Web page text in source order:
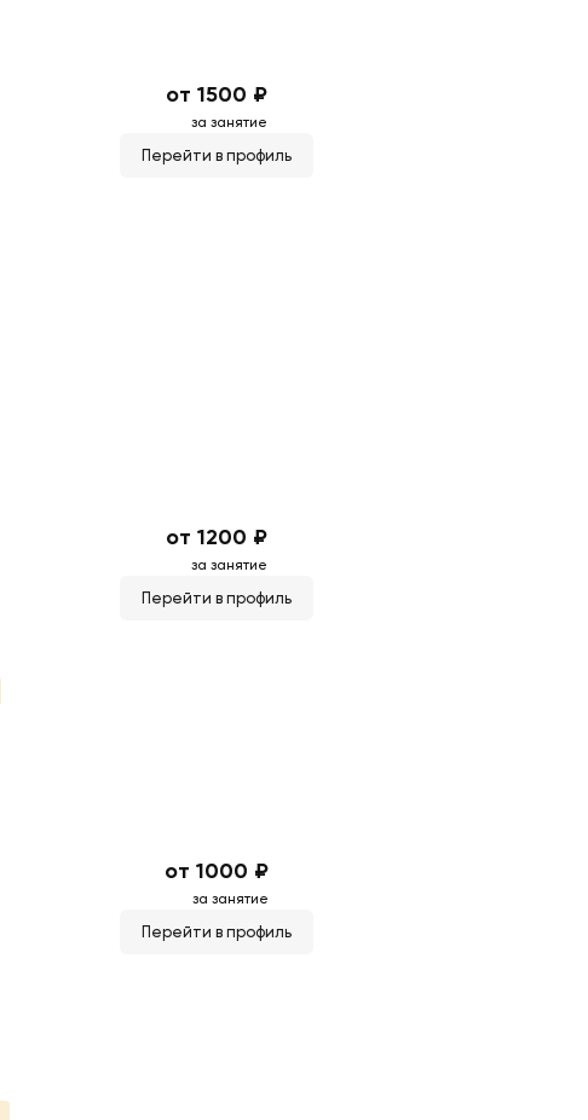
от 1500 ₽
за занятие
Перейти в профиль
от 1200 ₽
за занятие
Перейти в профиль
от 1000 ₽
за занятие
Перейти в профиль